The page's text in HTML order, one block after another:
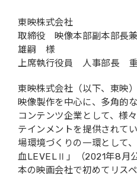
東映株式会社
取締役 映像本部副本部長
雄嗣 様
上席執行役員 人事部長
東映株式会社（以下、東映
映像製作を中心に、多角的
コンテンツ企業として、様
テインメントを提供されて
場環境づくりの一環として
血LEVELⅡ」（2021年8月
本の映画会社で初めてリス